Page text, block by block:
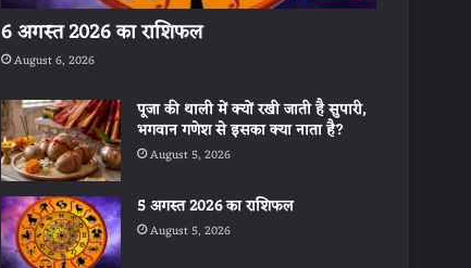
6 अगस्त 2026 का राशिफल
August 6, 2026
पूजा की थाली में क्यों रखी जाती है सुपारी,
भगवान गणेश से इसका क्या नाता है?
August 5, 2026
5 अगस्त 2026 का राशिफल
August 5, 2026